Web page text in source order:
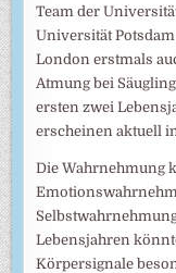
Team der
Universität
London erstmals
Atmung bei
ersten zwei
erscheinen aktuell
Die Wahrnehmung
Lebensjahren
Körpersignale